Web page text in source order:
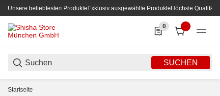
Unsere beliebtesten ProdukteExklusiv ausgewählte ProdukteHöchste Qualität
SUCHEN
0
0 Produkte in der
Startseite